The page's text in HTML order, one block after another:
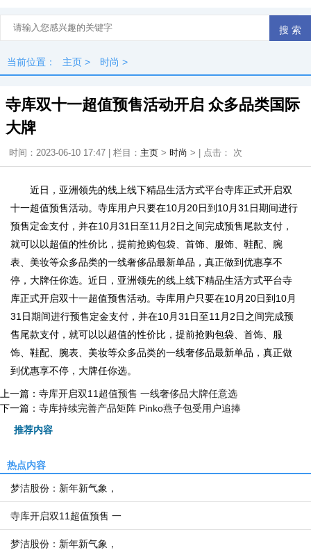
当前位置： 主页 > 时尚 >
寺库双十一超值预售活动开启 众多品类国际
大牌
时间：2023-06-10 17:47 | 栏目： 主页 > 时尚 > | 点击： 次
近日，亚洲领先的线上线下精品生活方式平台寺库正式开启双
十一超值预售活动。寺库用户只要在10月20日到10月31日期间进行
预售定金支付，并在10月31日至11月2日之间完成预售尾款支付，
就可以以超值的性价比，提前抢购包袋、首饰、服饰、鞋配、腕
表、美妆等众多品类的一线奢侈品最新单品，真正做到优惠享不
停，大牌任你选。近日，亚洲领先的线上线下精品生活方式平台寺
库正式开启双十一超值预售活动。寺库用户只要在10月20日到10月
31日期间进行预售定金支付，并在10月31日至11月2日之间完成预
售尾款支付，就可以以超值的性价比，提前抢购包袋、首饰、服
饰、鞋配、腕表、美妆等众多品类的一线奢侈品最新单品，真正做
到优惠享不停，大牌任你选。
上一篇： 寺库开启双11超值预售 一线奢侈品大牌任意选
下一篇： 寺库持续完善产品矩阵 Pinko燕子包受用户追捧
推荐内容
热点内容
梦洁股份：新年新气象，
寺库开启双11超值预售 一
梦洁股份：新年新气象，